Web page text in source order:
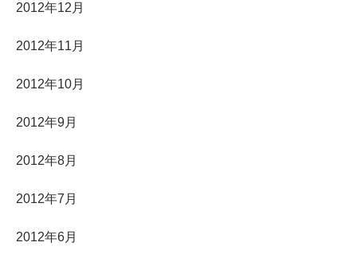
2012年12月
2012年11月
2012年10月
2012年9月
2012年8月
2012年7月
2012年6月